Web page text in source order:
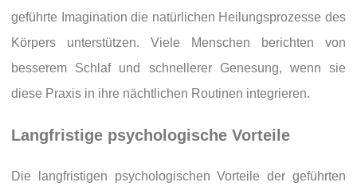
geführte Imagination die natürlichen Heilungsprozesse des
Körpers unterstützen. Viele Menschen berichten von
besserem Schlaf und schnellerer Genesung, wenn sie
diese Praxis in ihre nächtlichen Routinen integrieren.
Langfristige psychologische Vorteile
Die langfristigen psychologischen Vorteile der geführten